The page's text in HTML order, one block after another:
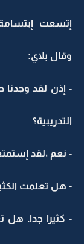
إتسعت
وقال بلاي:
- إذن لقد
التدريبية؟
- نعم ،لقد
- هل تعلمت
- كثيرا جدا. هل